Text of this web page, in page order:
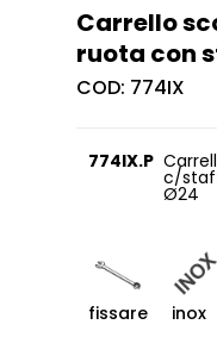
Carrello
ruota con
COD: 774IX
774IX.P
c/
Ø24
fissare inox